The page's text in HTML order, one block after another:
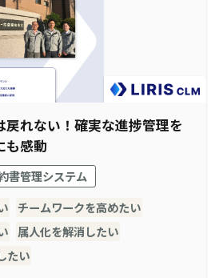
れない！確実な進捗管理を
も感動
書管理システム
チームワークを高めたい
属人化を解消したい
たい